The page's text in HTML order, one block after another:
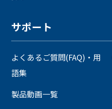
サポート
よくあるご質問(FAQ)・用
語集
製品動画一覧